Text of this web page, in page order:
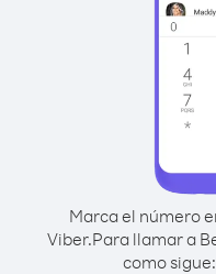
Marca el número
Viber.Para llamar a
como sigue: